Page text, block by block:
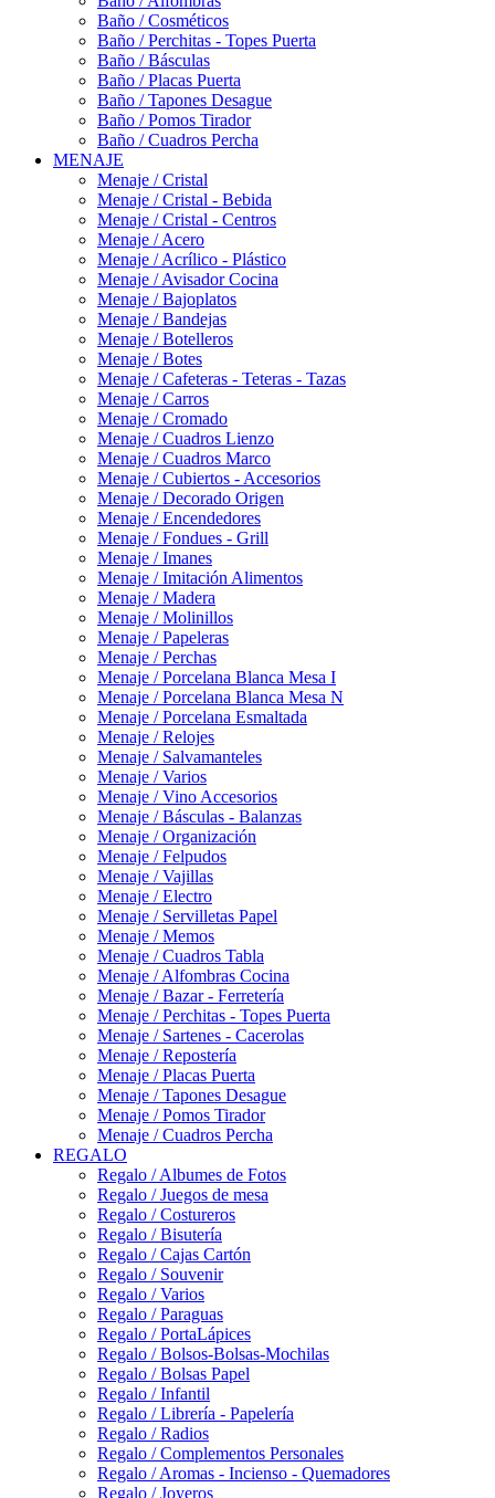
Baño / Cosméticos
Baño / Perchitas - Topes Puerta
Baño / Básculas
Baño / Placas Puerta
Baño / Tapones Desague
Baño / Pomos Tirador
Baño / Cuadros Percha
MENAJE
Menaje / Cristal
Menaje / Cristal - Bebida
Menaje / Cristal - Centros
Menaje / Acero
Menaje / Acrílico - Plástico
Menaje / Avisador Cocina
Menaje / Bajoplatos
Menaje / Bandejas
Menaje / Botelleros
Menaje / Botes
Menaje / Cafeteras - Teteras - Tazas
Menaje / Carros
Menaje / Cromado
Menaje / Cuadros Lienzo
Menaje / Cuadros Marco
Menaje / Cubiertos - Accesorios
Menaje / Decorado Origen
Menaje / Encendedores
Menaje / Fondues - Grill
Menaje / Imanes
Menaje / Imitación Alimentos
Menaje / Madera
Menaje / Molinillos
Menaje / Papeleras
Menaje / Perchas
Menaje / Porcelana Blanca Mesa I
Menaje / Porcelana Blanca Mesa N
Menaje / Porcelana Esmaltada
Menaje / Relojes
Menaje / Salvamanteles
Menaje / Varios
Menaje / Vino Accesorios
Menaje / Básculas - Balanzas
Menaje / Organización
Menaje / Felpudos
Menaje / Vajillas
Menaje / Electro
Menaje / Servilletas Papel
Menaje / Memos
Menaje / Cuadros Tabla
Menaje / Alfombras Cocina
Menaje / Bazar - Ferretería
Menaje / Perchitas - Topes Puerta
Menaje / Sartenes - Cacerolas
Menaje / Repostería
Menaje / Placas Puerta
Menaje / Tapones Desague
Menaje / Pomos Tirador
Menaje / Cuadros Percha
REGALO
Regalo / Albumes de Fotos
Regalo / Juegos de mesa
Regalo / Costureros
Regalo / Bisutería
Regalo / Cajas Cartón
Regalo / Souvenir
Regalo / Varios
Regalo / Paraguas
Regalo / PortaLápices
Regalo / Bolsos-Bolsas-Mochilas
Regalo / Bolsas Papel
Regalo / Infantil
Regalo / Librería - Papelería
Regalo / Radios
Regalo / Complementos Personales
Regalo / Aromas - Incienso - Quemadores
Regalo / Joyeros